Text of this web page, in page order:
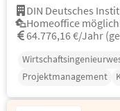
DIN Deutsches
Homeoffice möglich
64.776,16 €/Jahr
Projektmanagement